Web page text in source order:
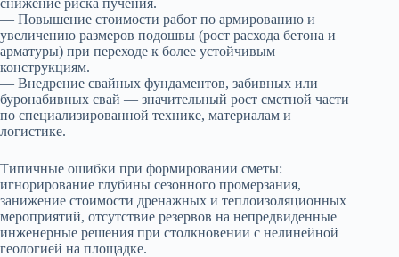
— Повышение стоимости работ по армированию и
увеличению размеров подошвы (рост расхода бетона и
арматуры) при переходе к более устойчивым
конструкциям.
— Внедрение свайных фундаментов, забивных или
буронабивных свай — значительный рост сметной части
по специализированной технике, материалам и
логистике.
Типичные ошибки при формировании сметы:
игнорирование глубины сезонного промерзания,
занижение стоимости дренажных и теплоизоляционных
мероприятий, отсутствие резервов на непредвиденные
инженерные решения при столкновении с нелинейной
геологией на площадке.